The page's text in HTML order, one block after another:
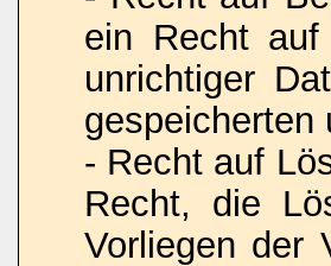
ein Recht auf
unrichtiger
gespeicherten
- Recht auf
Recht, die
Vorliegen der